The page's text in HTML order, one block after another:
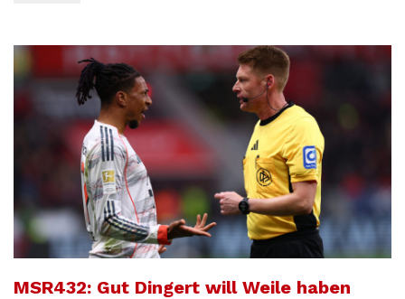
MSR432: Gut Dingert will Weile haben